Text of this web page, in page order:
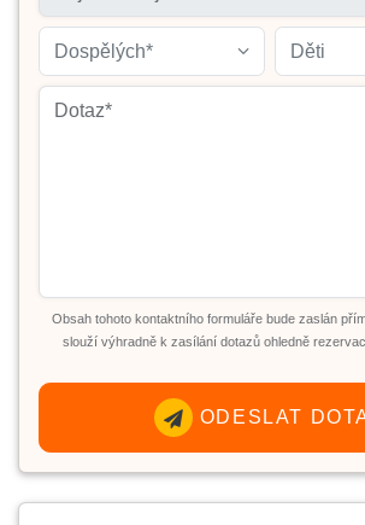
Dospělých* Děti
Obsah tohoto kontaktního formuláře bude zaslán
slouží výhradně k zasílání dotazů ohledně
ODESLAT